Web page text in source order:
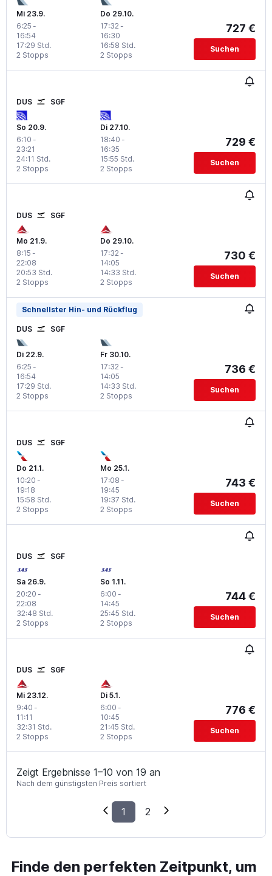
Mi 23.9.
6:25 -
16:54
2 Stopps
17:29 Std.
Do 29.10.
17:32 -
16:30
2 Stopps
16:58 Std.
727 €
Suchen
DUS SGF
So 20.9.
6:10 -
23:21
2 Stopps
24:11 Std.
Di 27.10.
18:40 -
16:35
2 Stopps
15:55 Std.
729 €
Suchen
DUS SGF
Mo 21.9.
8:15 -
22:08
2 Stopps
20:53 Std.
Do 29.10.
17:32 -
14:05
2 Stopps
14:33 Std.
730 €
Suchen
Schnellster Hin- und Rückflug
DUS SGF
Di 22.9.
6:25 -
16:54
2 Stopps
17:29 Std.
Fr 30.10.
17:32 -
14:05
2 Stopps
14:33 Std.
736 €
Suchen
DUS SGF
Do 21.1.
10:20 -
19:18
2 Stopps
15:58 Std.
Mo 25.1.
17:08 -
19:45
2 Stopps
19:37 Std.
743 €
Suchen
DUS SGF
Sa 26.9.
20:20 -
22:08
2 Stopps
32:48 Std.
So 1.11.
6:00 -
14:45
2 Stopps
25:45 Std.
744 €
Suchen
DUS SGF
Mi 23.12.
9:40 -
11:11
2 Stopps
32:31 Std.
Di 5.1.
6:00 -
10:45
2 Stopps
21:45 Std.
776 €
Suchen
Zeigt Ergebnisse 1–10 von 19 an
Nach dem günstigsten Preis sortiert
1 2
Finde den perfekten Zeitpunkt, um